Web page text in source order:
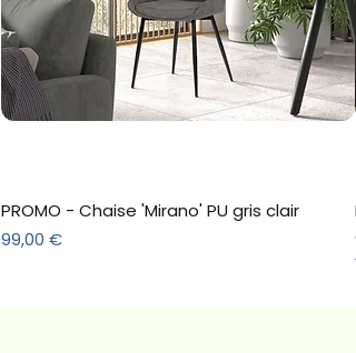
PROMO - Chaise 'Mirano' PU gris clair
Prix
99,00 €